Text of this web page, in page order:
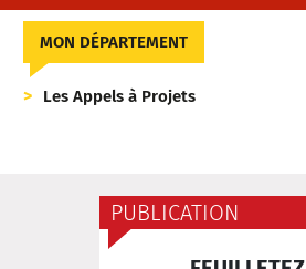
MON DÉPARTEMENT
Les Appels à Projets
PUBLICATION